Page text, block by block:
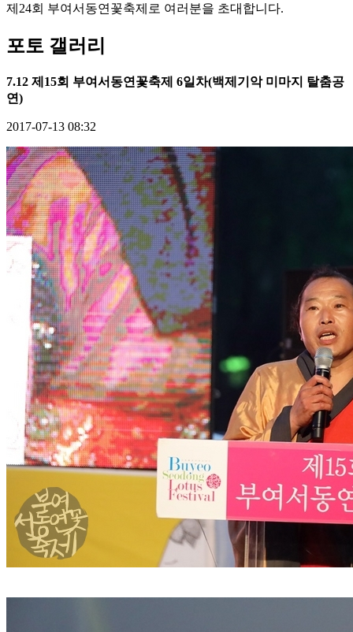
제24회 부여서동연꽃축제로 여러분을 초대합니다.
포토 갤러리
7.12 제15회 부여서동연꽃축제 6일차(백제기악 미마지 탈춤공
연)
2017-07-13 08:32